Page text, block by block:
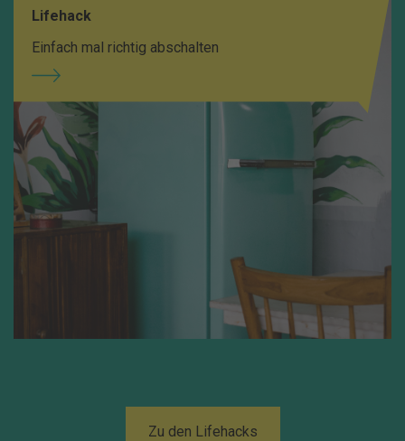
Lifehack
Einfach mal richtig abschalten
Zu den Lifehacks